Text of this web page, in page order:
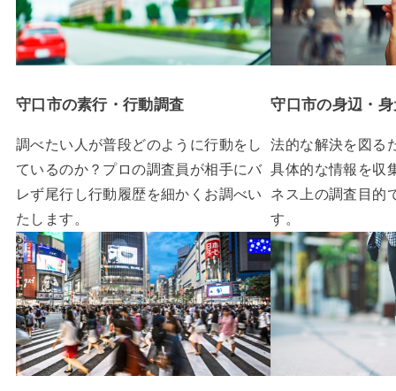
守口市の素行・行動調査
調べたい人が普段どのように行動をし
ているのか？プロの調査員が相手にバ
レず尾行し行動履歴を細かくお調べい
たします。
守口市の身辺・
法的な解決を図る
具体的な情報を収
ネス上の調査目的
す。